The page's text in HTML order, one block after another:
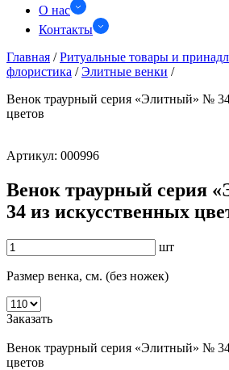
О нас
Контакты
Главная / Ритуальные товары и
флористика / Элитные венки /
Венок траурный серия «Элитный» №
цветов
Артикул: 000996
Венок траурный серия
34 из искусственных
шт
Размер венка, см. (без ножек)
Заказать
Венок траурный серия «Элитный» №
цветов